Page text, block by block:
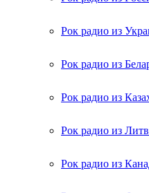
Рок радио из
Рок радио из
Рок радио из
Рок радио из
Рок радио из